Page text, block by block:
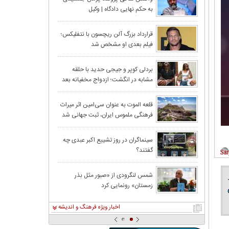
به حکم نهایی دادگاه | وکیل
جمشیدی:تلاش شاکی برای ادامه
حواشی، مصداق بلاگری است
قرارداد بزرگ آلن ریچسون با نتفلیکس؛
فیلم بعدی او مشخص شد
بردلی کوپر و جیجی حدید با حلقه‌
مشابه در انگشت؛ ازدواج مخفیانه بعد
از ۳ سال نامزدی
قلعه الموت به عنوان سی‌امین اثر میراث‌
فرهنگی ملموس ایران، ثبت جهانی شد
سینماگران در روز تشییع اکبر عبدی چه
گفتند؟
شمس لنگرودی از «صبور مثل بذر
زمستان» رونمایی کرد
اخبار ویژه فرهنگ و اندیشه